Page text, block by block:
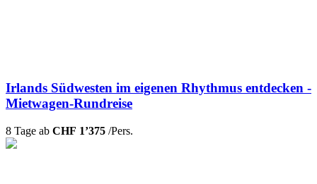
Irlands Südwesten im eigenen Rhythmus entdecken -
Mietwagen-Rundreise
8 Tage ab CHF 1’375 /Pers.